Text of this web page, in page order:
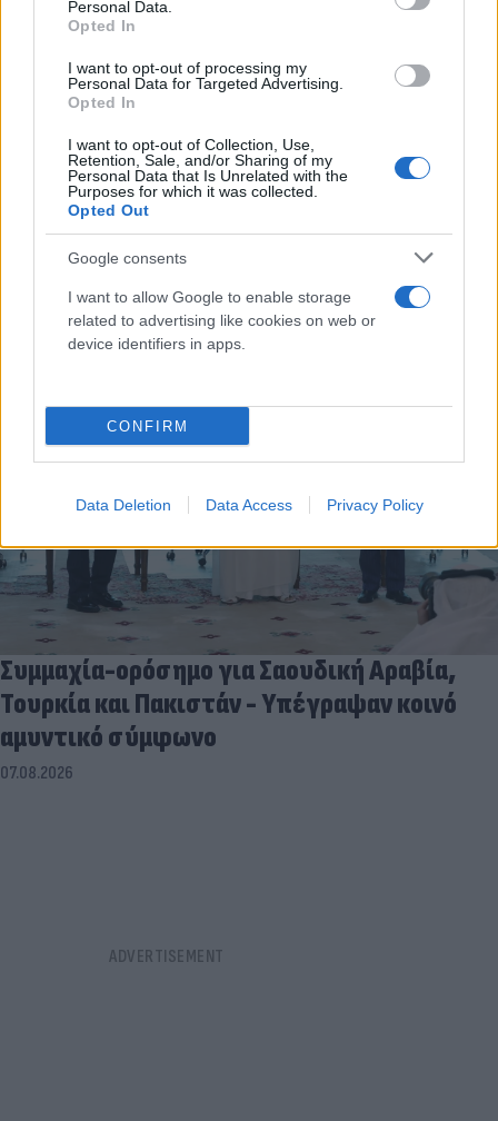
Personal Data.
Opted In
I want to opt-out of processing my
Personal Data for Targeted Advertising.
Opted In
I want to opt-out of Collection, Use,
Retention, Sale, and/or Sharing of my
Personal Data that Is Unrelated with the
Purposes for which it was collected.
Opted Out
Google consents
I want to allow Google to enable storage
related to advertising like cookies on web or
device identifiers in apps.
CONFIRM
Data Deletion Data Access Privacy Policy
FLASH FOCUS
Συμμαχία-ορόσημο για Σαουδική Αραβία,
Τουρκία και Πακιστάν - Υπέγραψαν κοινό
αμυντικό σύμφωνο
07.08.2026